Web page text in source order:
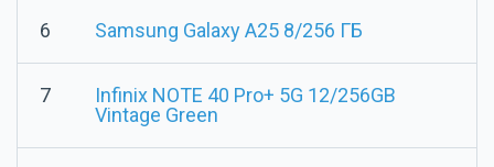
6 Samsung Galaxy A25 8/256 ГБ
7
Infinix NOTE 40 Pro+ 5G 12/256GB
Vintage Green